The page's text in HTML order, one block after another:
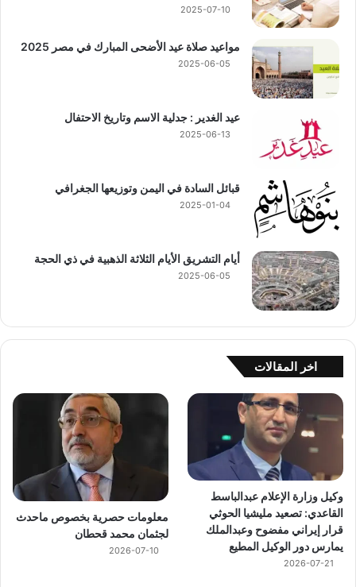
2025-07-10
مواعيد صلاة عيد الأضحى المبارك في مصر 2025
2025-06-05
عيد الغدير : جدلية الاسم وتاريخ الاحتفال
2025-06-13
قبائل السادة في اليمن وتوزيعها الجغرافي
2025-01-04
أيام التشريق الأيام الثلاثة الذهبية في ذي الحجة
2025-06-05
اخر المقالات
وكيل وزارة الإعلام عبدالباسط
القاعدي: تصعيد مليشيا الحوثي
قرار إيراني مفضوح وعبدالملك
يمارس دور الوكيل المطيع
2026-07-21
معلومات حصرية بخصوص ماحدث
لجثمان محمد قحطان
2026-07-10